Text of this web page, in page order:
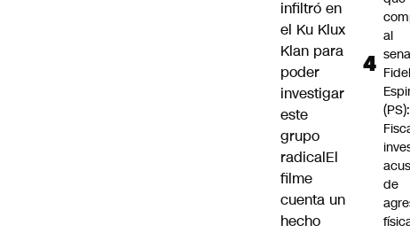
infiltró en
el Ku Klux
Klan para
poder
investigar
este
grupo
radicalEl
filme
cuenta un
hecho
al
Fidel
(PS):
de